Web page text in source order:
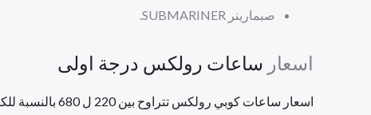
صبمارينر SUBMARINER.
اسعار ساعات رولكس درجة اولى
اسعار ساعات كوبي رولكس تتراوح بين 220 ل 680 بالنسبة للكوالتي العاليه ,